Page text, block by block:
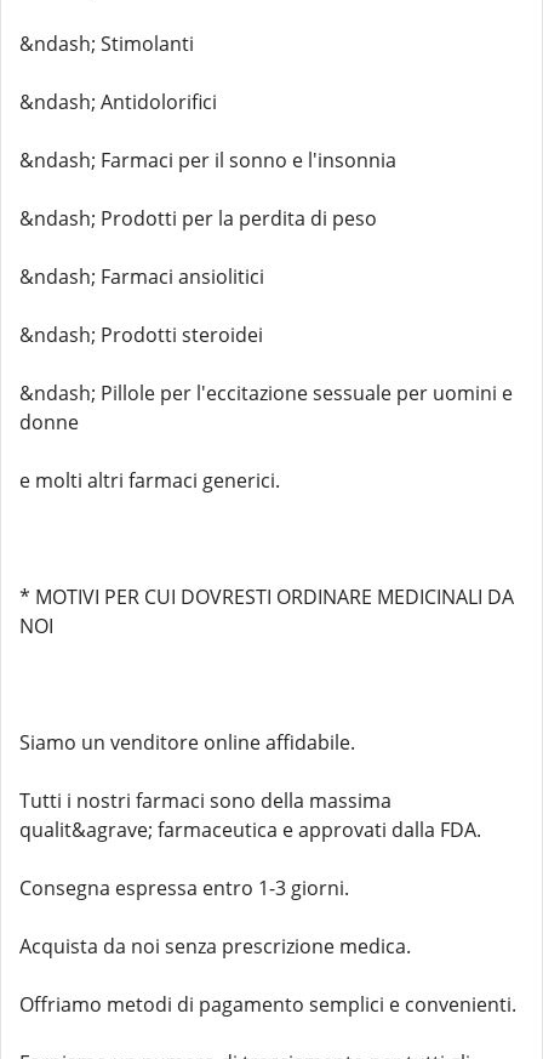
&ndash; Stimolanti
&ndash; Antidolorifici
&ndash; Farmaci per il sonno e l'insonnia
&ndash; Prodotti per la perdita di peso
&ndash; Farmaci ansiolitici
&ndash; Prodotti steroidei
&ndash; Pillole per l'eccitazione sessuale per uomini e
donne
e molti altri farmaci generici.
* MOTIVI PER CUI DOVRESTI ORDINARE MEDICINALI DA
NOI
Siamo un venditore online affidabile.
Tutti i nostri farmaci sono della massima
qualit&agrave; farmaceutica e approvati dalla FDA.
Consegna espressa entro 1-3 giorni.
Acquista da noi senza prescrizione medica.
Offriamo metodi di pagamento semplici e convenienti.